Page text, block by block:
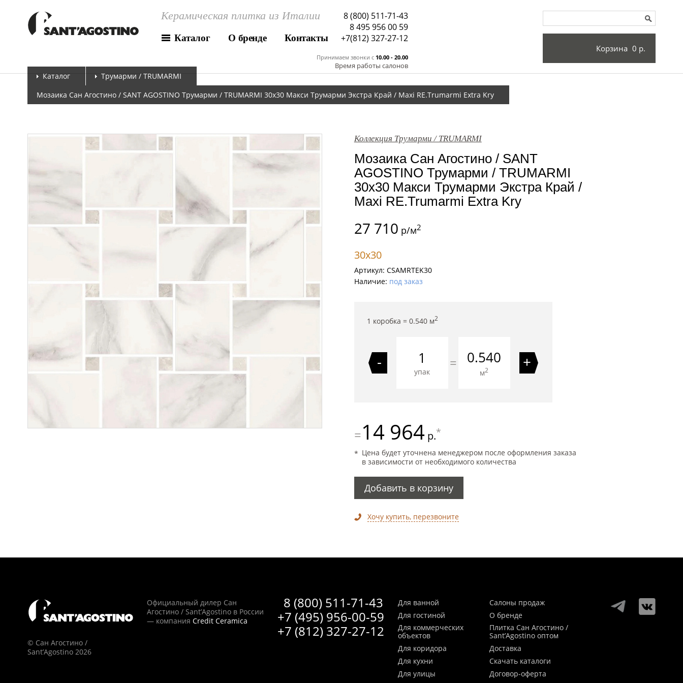
Керамическая плитка из Италии
Каталог О бренде Контакты
8 (800) 511-71-43
8 495 956 00 59
Принимаем звонки c 10.00 - 20.00
Время работы салонов
+7(812) 327-27-12
Корзина 0 р.
Каталог
Трумарми / TRUMARMI
Мозаика Сан Агостино / SANT AGOSTINO Трумарми / TRUMARMI 30x30 Макси Трумарми Экстра Край / Maxi RE.Trumarmi Extra Kry
Коллекция Трумарми / TRUMARMI
Мозаика Сан Агостино / SANT
AGOSTINO Трумарми / TRUMARMI
30x30 Макси Трумарми Экстра Край /
Maxi RE.Trumarmi Extra Kry
27 710 р/м2
30x30
Артикул: CSAMRTEK30
Наличие: под заказ
1 коробка = 0.540м2
-
упак
= 0.540
м2 +
=14 964 р.*
Цена будет уточнена менеджером после оформления заказа
в зависимости от необходимого количества
Добавить в корзину
Хочу купить, перезвоните
© Сан Агостино /
Sant’Agostino 2026
8 (800) 511-71-43
+7 (495) 956-00-59
+7 (812) 327-27-12
Официальный дилер Сан
Агостино / Sant’Agostino в России
— компания Credit Ceramica
Для ванной
Для гостиной
Для коммерческих
объектов
Для коридора
Для кухни
Для улицы
Салоны продаж
О бренде
Плитка Сан Агостино /
Sant’Agostino оптом
Доставка
Скачать каталоги
Договор-оферта